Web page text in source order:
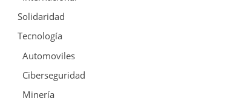
Solidaridad
Tecnología
Automoviles
Ciberseguridad
Minería